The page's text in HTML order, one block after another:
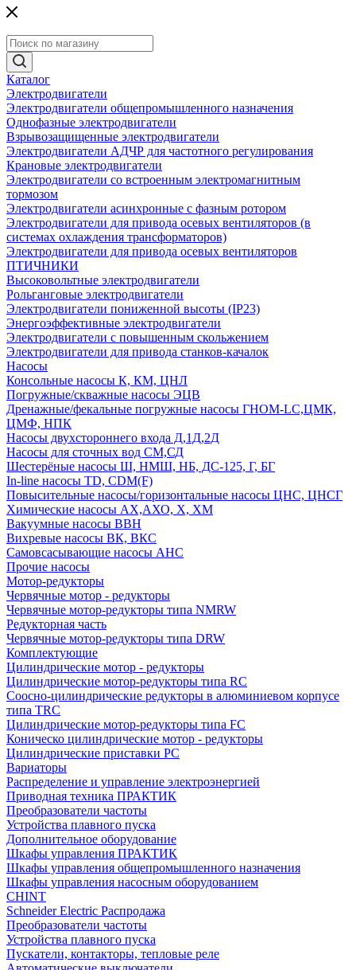
Каталог
Электродвигатели
Электродвигатели общепромышленного назначения
Однофазные электродвигатели
Взрывозащищенные электродвигатели
Электродвигатели АДЧР для частотного регулирования
Крановые электродвигатели
Электродвигатели со встроенным электромагнитным
тормозом
Электродвигатели асинхронные с фазным ротором
Электродвигатели для привода осевых вентиляторов (в
системах охлаждения трансформаторов)
Электродвигатели для привода осевых вентиляторов
ПТИЧНИКИ
Высоковольтные электродвигатели
Рольганговые электродвигатели
Электродвигатели пониженной высоты (IP23)
Энергоэффективные электродвигатели
Электродвигатели с повышенным скольжением
Электродвигатели для привода станков-качалок
Насосы
Консольные насосы К, КМ, ЦНЛ
Погружные/скважные насосы ЭЦВ
Дренажные/фекальные погружные насосы ГНОМ-LC,ЦМК,
ЦМФ, НПК
Насосы двухстороннего входа Д,1Д,2Д
Насосы для сточных вод СМ,СД
Шестерёные насосы Ш, НМШ, НБ, ДС-125, Г, БГ
In-line насосы TD, CDM(F)
Повысительные насосы/горизонтальные насосы ЦНС, ЦНСГ
Химические насосы АХ,АХО, Х, ХМ
Вакуумные насосы ВВН
Вихревые насосы ВК, ВКС
Самовсасывающие насосы АНС
Прочие насосы
Мотор-редукторы
Червячные мотор - редукторы
Червячные мотор-редукторы типа NMRW
Редукторная часть
Червячные мотор-редукторы типа DRW
Комплектующие
Цилиндрические мотор - редукторы
Цилиндрические мотор-редукторы типа RC
Соосно-цилиндрические редукторы в алюминиевом корпусе
типа TRC
Цилиндрические мотор-редукторы типа FC
Коническо цилиндрические мотор - редукторы
Цилиндрические приставки PC
Вариаторы
Распределение и управление электроэнергией
Приводная техника ПРАКТИК
Преобразователи частоты
Устройства плавного пуска
Дополнительное оборудование
Шкафы управления ПРАКТИК
Шкафы управления общепромышленного назначения
Шкафы управления насосным оборудованием
CHINT
Schneider Electric Распродажа
Преобразователи частоты
Устройства плавного пуска
Пускатели, контакторы, тепловые реле